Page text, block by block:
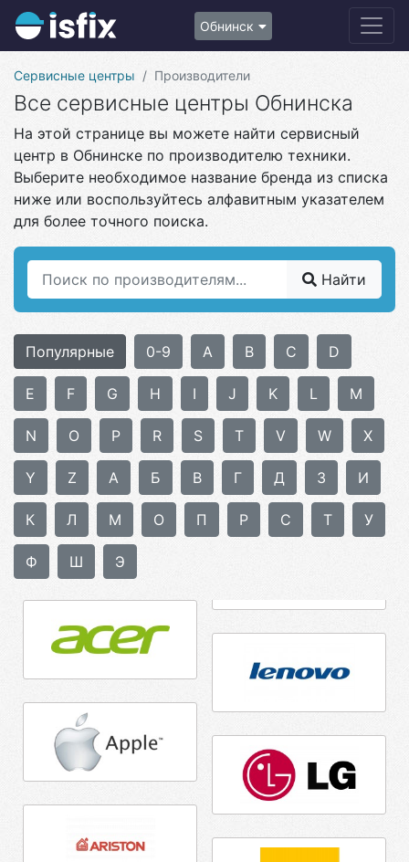
Обнинск
Сервисные центры Производители
Все сервисные центры Обнинска
На этой странице вы можете найти сервисный
центр в Обнинске по производителю техники.
Выберите необходимое название бренда из списка
ниже или воспользуйтесь алфавитным указателем
для более точного поиска.
Найти
Популярные 0-9 A B C D
E F G H I J K L M
N O P R S T V W X
Y Z А Б В Г Д З И
К Л М О П Р С Т У
Ф Ш Э